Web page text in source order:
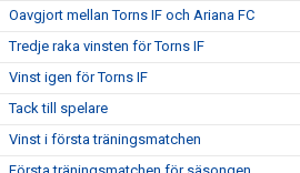
Oavgjort mellan Torns IF och Ariana FC
Tredje raka vinsten för Torns IF
Vinst igen för Torns IF
Tack till spelare
Vinst i första träningsmatchen